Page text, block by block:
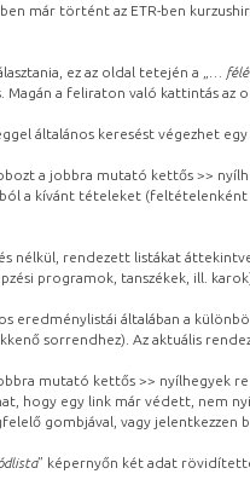
már történt az ETR-ben
ez az oldal tetején a „
…
Magán a feliraton való kattintás az
általános keresést végezhet
a jobbra mutató kettős >>
a kívánt tételeket (feltételenként
nélkül, rendezett listákat
programok, tanszékek, ill.
eredménylistái általában a
sorrendhez). Az aktuális
mutató kettős >> nyílhegyek
hogy egy link már védett, nem
gombjával, vagy
” képernyőn két adat